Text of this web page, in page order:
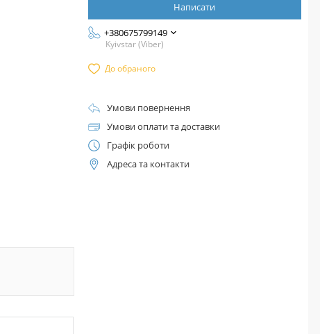
Написати
+380675799149
Kyivstar (Viber)
До обраного
Умови повернення
Умови оплати та доставки
Графік роботи
Адреса та контакти